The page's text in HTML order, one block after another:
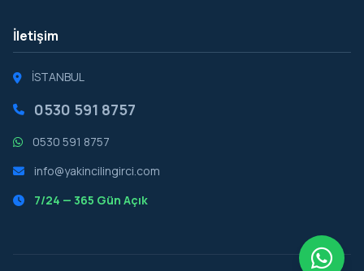
İletişim
İSTANBUL
0530 591 8757
0530 591 8757
info@yakincilingirci.com
7/24 — 365 Gün Açık